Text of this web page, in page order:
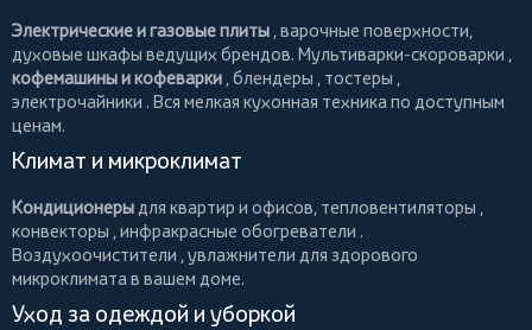
Электрические и газовые плиты , варочные поверхности,
духовые шкафы ведущих брендов. Мультиварки-скороварки ,
кофемашины и кофеварки ,блендеры , тостеры ,
электрочайники . Вся мелкая кухонная техника по доступным
ценам.
Климат и микроклимат
Кондиционерыдля квартир и офисов, тепловентиляторы ,
конвекторы ,инфракрасные обогреватели .
Воздухоочистители , увлажнители для здорового
микроклимата в вашем доме.
Уход за одеждой и уборкой